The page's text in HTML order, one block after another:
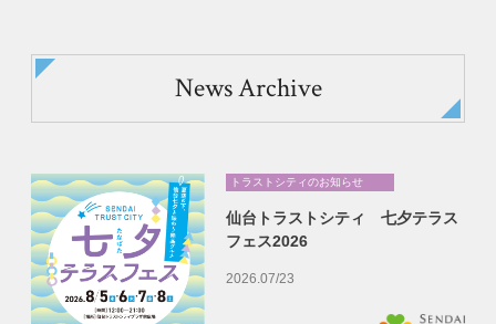
News Archive
トラストシティのお知らせ
仙台トラストシティ 七夕テラス
フェス2026
2026.07/23